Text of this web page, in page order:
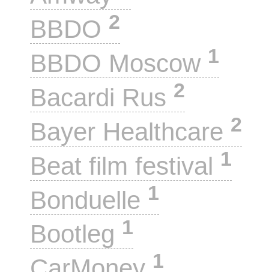
BBDO 2
BBDO Moscow 1
Bacardi Rus 2
Bayer Healthcare 2
Beat film festival 1
Bonduelle 1
Bootleg 1
1